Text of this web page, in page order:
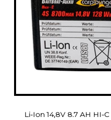
Li-Ion 14,8V 8.7 AH HI-C